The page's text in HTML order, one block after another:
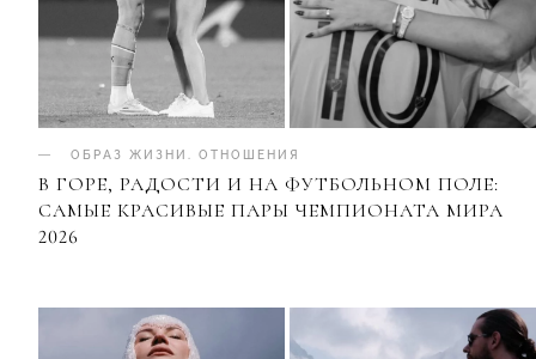
ОБРАЗ ЖИЗНИ ОТНОШЕНИЯ
В ГОРЕ, РАДОСТИ И НА ФУТБОЛЬНОМ ПОЛЕ:
САМЫЕ КРАСИВЫЕ ПАРЫ ЧЕМПИОНАТА МИРА
2026